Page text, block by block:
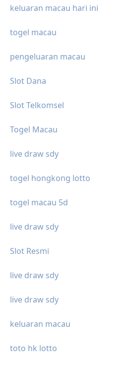
keluaran macau hari ini
togel macau
pengeluaran macau
Slot Dana
Slot Telkomsel
Togel Macau
live draw sdy
togel hongkong lotto
togel macau 5d
live draw sdy
Slot Resmi
live draw sdy
live draw sdy
keluaran macau
toto hk lotto